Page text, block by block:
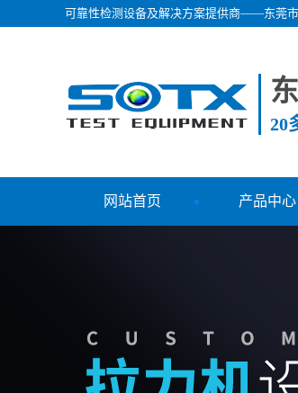
可靠性检测设备及解决方案提供商——东莞市
20
网站首页 产品中心